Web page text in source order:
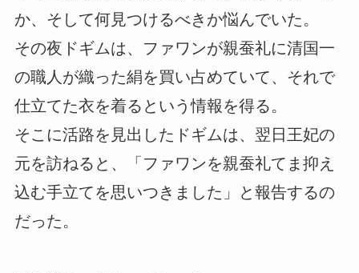
か、そして何見つけるべきか悩んでいた。
その夜ドギムは、ファワンが親蚕礼に清国一
の職人が織った絹を買い占めていて、それで
仕立てた衣を着るという情報を得る。
そこに活路を見出したドギムは、翌日王妃の
元を訪ねると、「ファワンを親蚕礼てま抑え
込む手立てを思いつきました」と報告するの
だった。